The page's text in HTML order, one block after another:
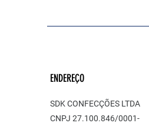
ENDEREÇO
SDK CONFECÇÕES LTDA
CNPJ 27.100.846/0001-